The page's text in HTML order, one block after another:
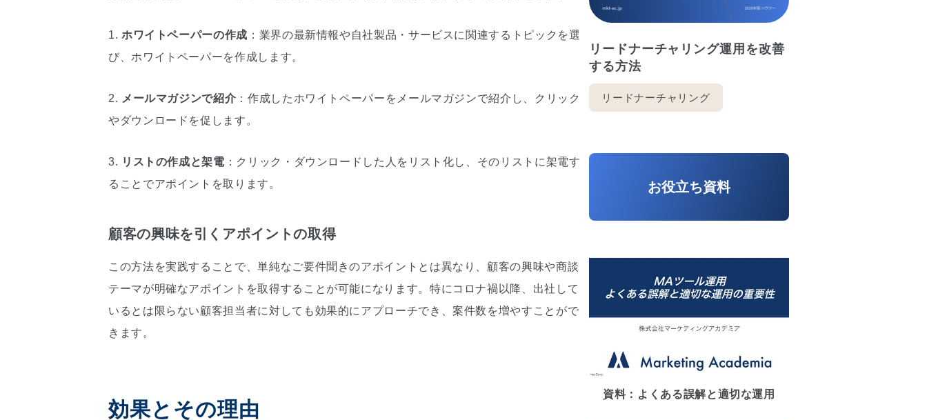
1. ホワイトペーパーの作成 ：業界の最新情報や自社製品・サービスに関連するトピックを選
び、ホワイトペーパーを作成します。
2. メールマガジンで紹介 ：作成したホワイトペーパーをメールマガジンで紹介し、クリック
やダウンロードを促します。
3. リストの作成と架電：クリック・ダウンロードした人をリスト化し、そのリストに架電す
ることでアポイントを取ります。
顧客の興味を引くアポイントの取得
この方法を実践することで、単純なご要件聞きのアポイントとは異なり、顧客の興味や商談
テーマが明確なアポイントを取得することが可能になります。特にコロナ禍以降、出社して
いるとは限らない顧客担当者に対しても効果的にアプローチでき、案件数を増やすことがで
きます。
効果とその理由
リードナーチャリング運用を改善
する方法
リードナーチャリング
お役立ち資料
資料：よくある誤解と適切な運用